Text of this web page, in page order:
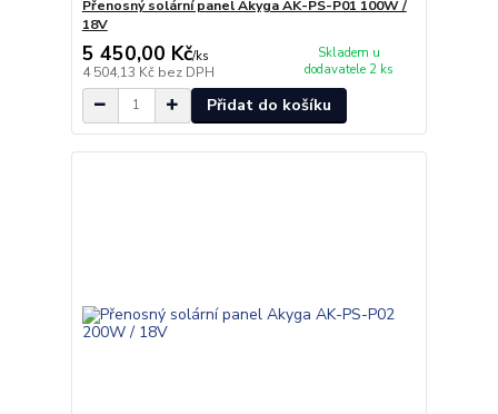
Přenosný solární panel Akyga AK-PS-P01 100W /
18V
5 450,00 Kč/ks
4 504,13 Kč bez DPH
Skladem u
dodavatele 2 ks
Přidat do košíku